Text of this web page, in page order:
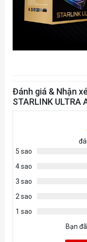
Đánh giá & Nhận
STARLINK ULTRA
5 sao
4 sao
3 sao
2 sao
1 sao
Bạn